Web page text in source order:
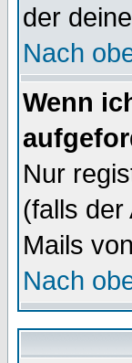
der
Nach
Wenn
Nur
(falls der
Mails
Nach